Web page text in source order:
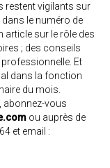
restent vigilants sur
dans le numéro de
article sur le rôle des
; des conseils
Et
dans la fonction
du mois.
abonnez-vous
ou auprès de
et email :